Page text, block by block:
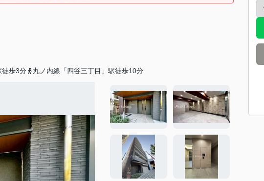
徒歩3分 丸ノ内線「四谷三丁目」駅徒歩10分